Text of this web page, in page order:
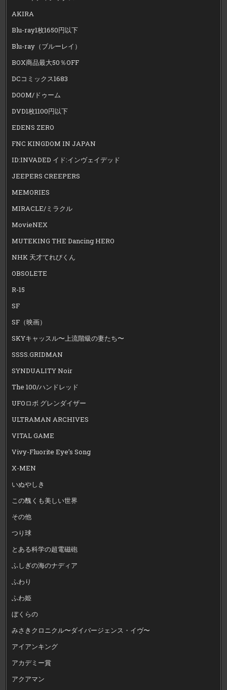
AKIRA
Blu-ray1枚1650円以下
Blu-ray（ブルーレイ）
BOX商品最大50％OFF
DCコミックス1683
DOOM/ドゥーム
DVD1枚1100円以下
EDENS ZERO
FNC KINGDOM IN JAPAN
ID:INVADED イド:インヴェイデッド
JEEPERS CREEPERS
MEMORIES
MIRACLE/ミラクル
MovieNEX
MUTEKING THE Dancing HERO
NHK 天才てれびくん
OBSOLETE
R-15
SF
SF（映画）
SKYキャッスル〜上流階級の妻たち〜
SSSS.GRIDMAN
SYNDUALITY Noir
The 100/ハンドレッド
UFOロボ グレンダイザー
ULTRAMAN ARCHIVES
VITAL GAME
Vivy-Fluorite Eye’s Song
X-MEN
いぬやしき
この醜くも美しい世界
その他
つり球
とある科学の超電磁砲
ふしぎの海のナディア
ふわり
ふわ姫
ぼくらの
みさきクロニクル〜ダイバージェンス・イヴ〜
アイアンキング
アカデミー賞
アクアマン